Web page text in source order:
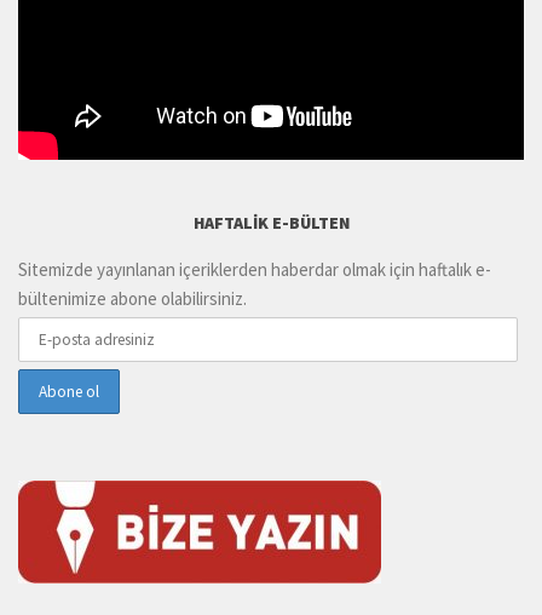
HAFTALIK E-BÜLTEN
Sitemizde yayınlanan içeriklerden haberdar olmak için haftalık e-
bültenimize abone olabilirsiniz.